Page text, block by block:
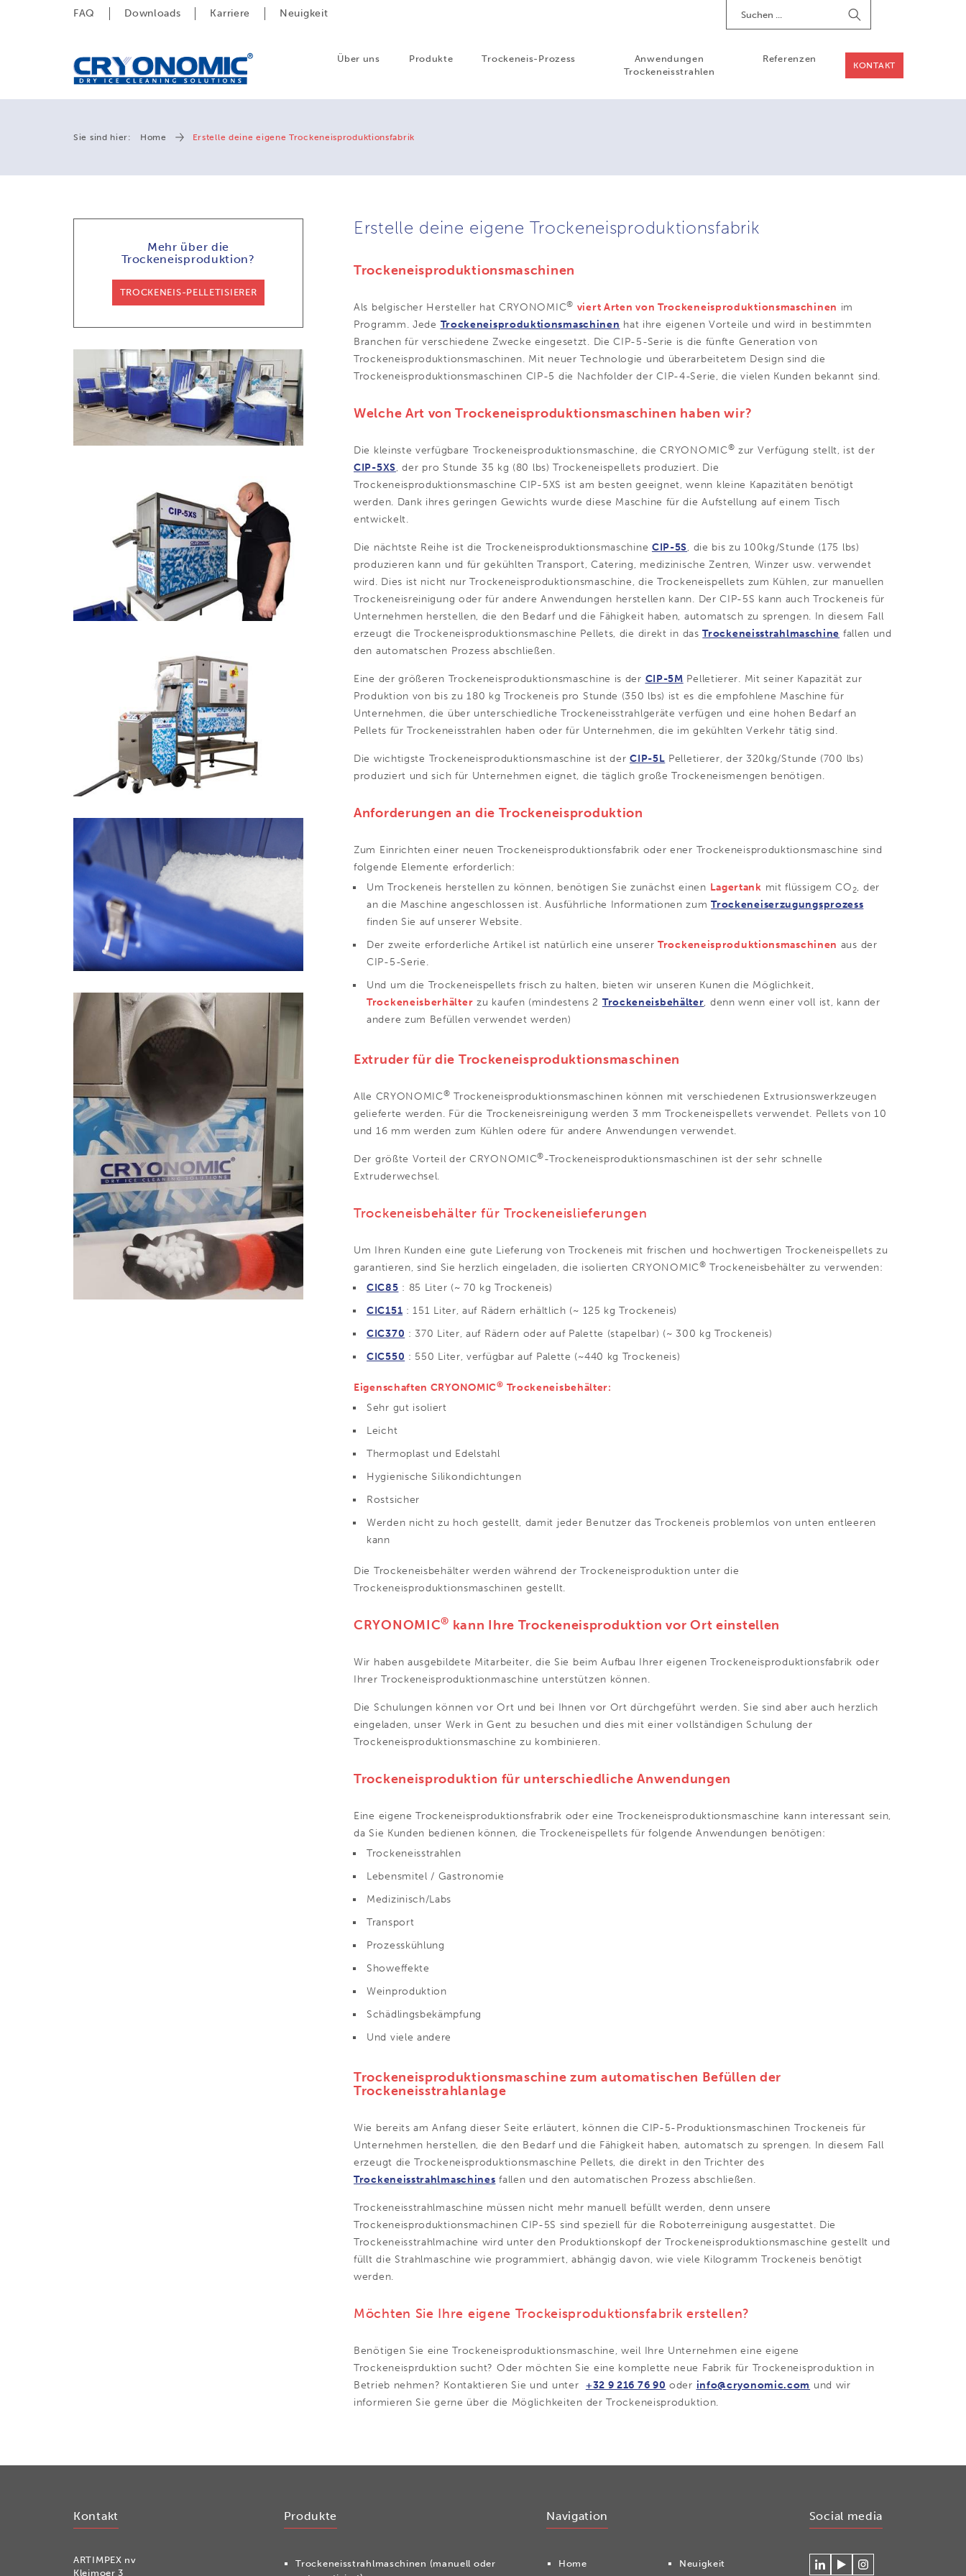
FAQ Downloads Karriere Neuigkeit
Suche
starten
Über uns Produkte Trockeneis-Prozess
Anwendungen
Trockeneisstrahlen
Referenzen
KONTAKT
Sie sind hier: Home Erstelle deine eigene Trockeneisproduktionsfabrik
Erstelle deine eigene Trockeneisproduktionsfabrik
Trockeneisproduktionsmaschinen
Als belgischer Hersteller hat CRYONOMIC® viert Arten von Trockeneisproduktionsmaschinen im
Programm. Jede Trockeneisproduktionsmaschinen hat ihre eigenen Vorteile und wird in bestimmten
Branchen für verschiedene Zwecke eingesetzt. Die CIP-5-Serie is die fünfte Generation von
Trockeneisproduktionsmaschinen. Mit neuer Technologie und überarbeitetem Design sind die
Trockeneisproduktionsmaschinen CIP-5 die Nachfolder der CIP-4-Serie, die vielen Kunden bekannt sind.
Welche Art von Trockeneisproduktionsmaschinen haben wir?
Die kleinste verfügbare Trockeneisproduktionsmaschine, die CRYONOMIC® zur Verfügung stellt, ist der
CIP-5XS, der pro Stunde 35 kg (80 lbs)Trockeneispellets produziert. Die
Trockeneisproduktionsmaschine CIP-5XS ist am besten geeignet, wenn kleine Kapazitäten benötigt
werden. Dank ihres geringen Gewichts wurde diese Maschine für die Aufstellung auf einem Tisch
entwickelt.
Die nächtste Reihe ist die Trockeneisproduktionsmaschine CIP-5S, die bis zu 100kg/Stunde (175 lbs)
produzieren kann und für gekühlten Transport, Catering, medizinische Zentren, Winzer usw. verwendet
wird. Dies ist nicht nur Trockeneisproduktionsmaschine, die Trockeneispellets zum Kühlen, zur manuellen
Trockeneisreinigung oder für andere Anwendungen herstellen kann. Der CIP-5S kann auch Trockeneis für
Unternehmen herstellen, die den Bedarf und die Fähigkeit haben, automatsch zu sprengen. In diesem Fall
erzeugt die Trockeneisproduktionsmaschine Pellets, die direkt in dasTrockeneisstrahlmaschine fallen und
den automatschen Prozess abschließen.
Eine der größeren Trockeneisproduktionsmaschine is der CIP-5M Pelletierer. Mit seiner Kapazität zur
Produktion von bis zu 180 kg Trockeneis pro Stunde (350 lbs) ist es die empfohlene Maschine für
Unternehmen, die über unterschiedliche Trockeneisstrahlgeräte verfügen und eine hohen Bedarf an
Pellets für Trockeneisstrahlen haben oder für Unternehmen, die im gekühlten Verkehr tätig sind.
Die wichtigste Trockeneisproduktionsmaschine ist derCIP-5L Pelletierer, der 320kg/Stunde (700 lbs)
produziert und sich für Unternehmen eignet, die täglich große Trockeneismengen benötigen.
Anforderungen an die Trockeneisproduktion
Zum Einrichten einer neuen Trockeneisproduktionsfabrik oder ener Trockeneisproduktionsmaschine sind
folgende Elemente erforderlich:
Um Trockeneis herstellen zu können, benötigen Sie zunächst einen Lagertank mit flüssigem CO2, der
an die Maschine angeschlossen ist. Ausführliche Informationen zumTrockeneiserzugungsprozess
finden Sie auf unserer Website.
Der zweite erforderliche Artikel ist natürlich eine unsererTrockeneisproduktionsmaschinen aus der
CIP-5-Serie.
Und um die Trockeneispellets frisch zu halten, bieten wir unseren Kunen die Möglichkeit,
Trockeneisberhälter zu kaufen (mindestens 2 Trockeneisbehälter, denn wenn einer voll ist, kann der
andere zum Befüllen verwendet werden)
Extruder für die Trockeneisproduktionsmaschinen
Alle CRYONOMIC® Trockeneisproduktionsmaschinen können mit verschiedenen Extrusionswerkzeugen
gelieferte werden. Für die Trockeneisreinigung werden 3 mm Trockeneispellets verwendet. Pellets von 10
und 16 mm werden zum Kühlen odere für andere Anwendungen verwendet.
Der größte Vorteil der CRYONOMIC®-Trockeneisproduktionsmaschinen ist der sehr schnelle
Extruderwechsel.
Trockeneisbehälter für Trockeneislieferungen
Um Ihren Kunden eine gute Lieferung von Trockeneis mit frischen und hochwertigen Trockeneispellets zu
garantieren, sind Sie herzlich eingeladen, die isolierten CRYONOMIC® Trockeneisbehälter zu verwenden:
CIC85 : 85 Liter (~ 70 kg Trockeneis)
CIC151 : 151 Liter, auf Rädern erhältlich (~ 125 kg Trockeneis)
CIC370 : 370 Liter, auf Rädern oder auf Palette (stapelbar) (~ 300 kg Trockeneis)
CIC550 : 550 Liter, verfügbar auf Palette (~440 kg Trockeneis)
Eigenschaften CRYONOMIC® Trockeneisbehälter:
Sehr gut isoliert
Leicht
Thermoplast und Edelstahl
Hygienische Silikondichtungen
Rostsicher
Werden nicht zu hoch gestellt, damit jeder Benutzer das Trockeneis problemlos von unten entleeren
kann
Die Trockeneisbehälter werden während der Trockeneisproduktion unter die
Trockeneisproduktionsmaschinen gestellt.
CRYONOMIC® kann Ihre Trockeneisproduktion vor Ort einstellen
Wir haben ausgebildete Mitarbeiter, die Sie beim Aufbau Ihrer eigenen Trockeneisproduktionsfabrik oder
Ihrer Trockeneisproduktionmaschine unterstützen können.
Die Schulungen können vor Ort und bei Ihnen vor Ort dürchgeführt werden. Sie sind aber auch herzlich
eingeladen, unser Werk in Gent zu besuchen und dies mit einer vollständigen Schulung der
Trockeneisproduktionsmaschine zu kombinieren.
Trockeneisproduktion für unterschiedliche Anwendungen
Eine eigene Trockeneisproduktionsfrabrik oder eine Trockeneisproduktionsmaschine kann interessant sein,
da Sie Kunden bedienen können, die Trockeneispellets für folgende Anwendungen benötigen:
Trockeneisstrahlen
Lebensmitel / Gastronomie
Medizinisch/Labs
Transport
Prozesskühlung
Showeffekte
Weinproduktion
Schädlingsbekämpfung
Und viele andere
Trockeneisproduktionsmaschine zum automatischen Befüllen der
Trockeneisstrahlanlage
Wie bereits am Anfang dieser Seite erläutert, können die CIP-5-Produktionsmaschinen Trockeneis für
Unternehmen herstellen, die den Bedarf und die Fähigkeit haben, automatsch zu sprengen. In diesem Fall
erzeugt die Trockeneisproduktionsmaschine Pellets, die direkt in den Trichter des
Trockeneisstrahlmaschines fallen und den automatischen Prozess abschließen.
Trockeneisstrahlmaschine müssen nicht mehr manuell befüllt werden, denn unsere
Trockeneisproduktionsmachinen CIP-5S sind speziell für die Roboterreinigung ausgestattet. Die
Trockeneisstrahlmachine wird unter den Produktionskopf der Trockeneisproduktionsmaschine gestellt und
füllt die Strahlmaschine wie programmiert, abhängig davon, wie viele Kilogramm Trockeneis benötigt
werden.
Möchten Sie Ihre eigene Trockeisproduktionsfabrik erstellen?
Benötigen Sie eine Trockeneisproduktionsmaschine, weil Ihre Unternehmen eine eigene
Trockeneisprduktion sucht? Oder möchten Sie eine komplette neue Fabrik für Trockeneisproduktion in
Betrieb nehmen? Kontaktieren Sie und unter +32 9 216 76 90 oder info@cryonomic.com und wir
informieren Sie gerne über die Möglichkeiten der Trockeneisproduktion.
Mehr über die
Trockeneisproduktion?
TROCKENEIS-PELLETISIERER
Kontakt
ARTIMPEX nv
Kleimoer 3
Produkte
Tro­cken­eis­strahl­ma­schi­nen (manuell oder
Navigation
Home Neuigkeit
Social media
VerlinkenBetrachten
Volg